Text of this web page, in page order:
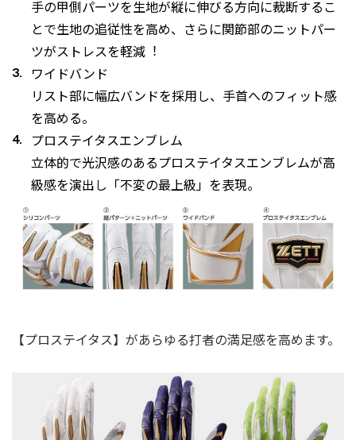
手の甲側パーツを生地が縦に伸びる方向に裁断するこ
とで生地の追従性を高め、さらに関節部のニットパー
ツがストレスを軽減︕
ワイドバンド
リスト部に幅広バンドを採用し、手首へのフィット感
を高める。
プロステイタスエンブレム
⽴体的で光沢感のあるプロステイタスエンブレムが高
級感を演出し「不変の最上級」を表現。
【プロステイタス】があらゆる打者の満足感を高めます。